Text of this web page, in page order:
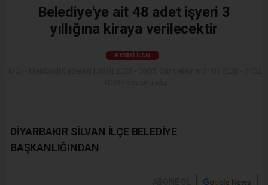
Belediye'ye ait 48 adet işyeri 3
yıllığına kiraya verilecektir
RESMI İLAN
DİYARBAKIR SİLVAN İLÇE BELEDİYE
BAŞKANLIĞINDAN